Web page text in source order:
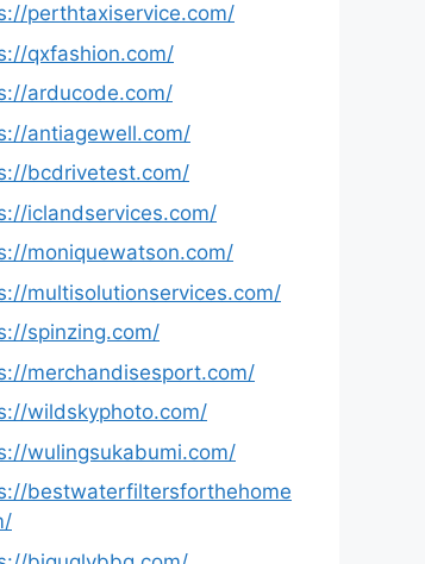
perthtaxiservice.com/
qxfashion.com/
arducode.com/
antiagewell.com/
bcdrivetest.com/
iclandservices.com/
moniquewatson.com/
multisolutionservices.com/
spinzing.com/
merchandisesport.com/
wildskyphoto.com/
wulingsukabumi.com/
bestwaterfiltersforthehome